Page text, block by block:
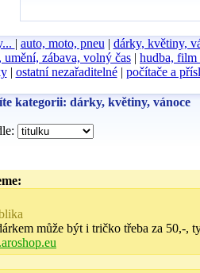
| auto, moto, pneu | dárky, květiny,
umění, zábava, volný čas | hudba,
| ostatní nezařaditelné| počítače a
kategorii: dárky, květiny, vánoce
může být i tričko třeba za 50,-,